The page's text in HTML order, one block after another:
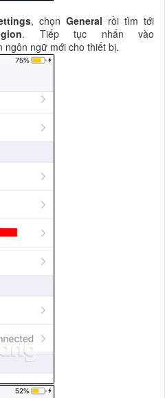
, chọn General rồi tìm tới
. Tiếp tục nhấn vào
ngôn ngữ mới cho thiết bị.